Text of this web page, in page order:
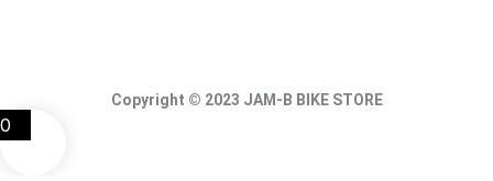
Copyright © 2023 JAM-B BIKE STORE
0